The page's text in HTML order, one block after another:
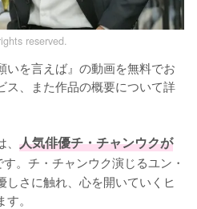
reserved.
いを言えば』の動画を無料でお
ス、また作品の概要について詳
人気俳優チ・チャンウクが
す。チ・チャンウク演じるユン・
さに触れ、心を開いていくヒ
。